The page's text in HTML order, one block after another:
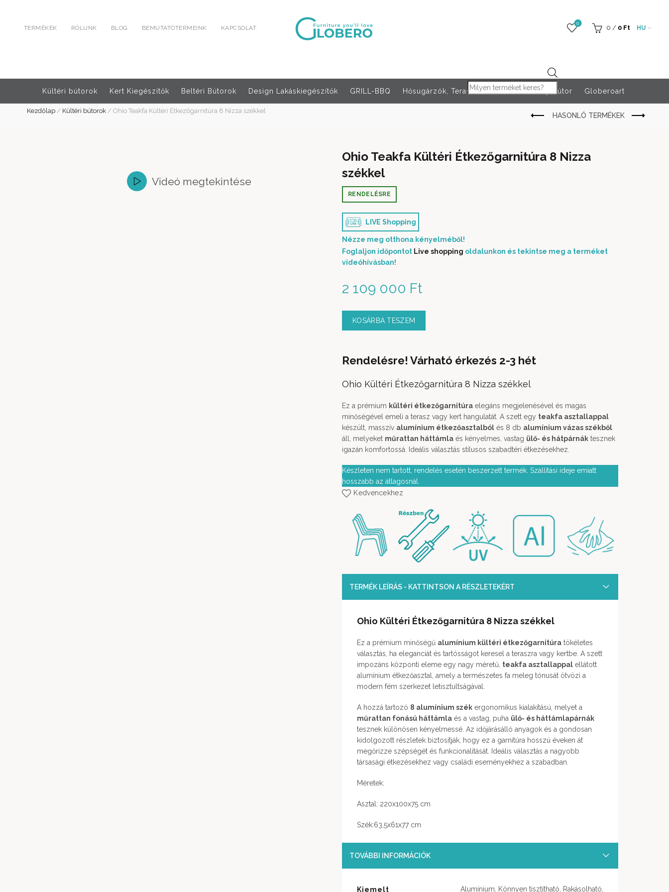
TERMÉKEK RÓLUNK BLOG BEMUTATÓTERMEINK KAPCSOLAT
Products search
0
0 / 0 Ft HU
Kültéri bútorok Kert Kiegészítők Beltéri Bútorok Design Lakáskiegészítők GRILL-BBQ Hősugárzók, Teraszfűtés Rendezvény bútor Globeroart
Kezdőlap/ Kültéri bútorok/ Ohio Teakfa Kültéri Étkezőgarnitúra 8 Nizza székkel
Videó megtekintése
Ohio Teakfa Kültéri Étkezőgarnitúra 8 Nizza
székkel
2 109 000 Ft
RENDELÉSRE
LIVE Shopping
Nézze meg otthona kényelméből!
Foglaljon időpontot Live shopping oldalunkon és tekintse meg a terméket
videóhívásban!
KOSÁRBA TESZEM
Rendelésre! Várható érkezés 2-3 hét
Ohio Kültéri Étkezőgarnitúra 8 Nizza székkel
Ez a prémium kültéri étkezőgarnitúra elegáns megjelenésével és magas
minőségével emeli a terasz vagy kert hangulatát. A szett egy teakfa asztallappal
készült, masszív alumínium étkezőasztalból és 8 db alumínium vázas székből
áll, melyeket műrattan háttámla és kényelmes, vastag ülő- és hátpárnák tesznek
igazán komfortossá. Ideális választás stílusos szabadtéri étkezésekhez.
Készleten nem tartott, rendelés esetén beszerzett termék. Szállítási ideje emiatt
hosszabb az átlagosnál.
Kedvencekhez
TERMÉK LEÍRÁS - KATTINTSON A RÉSZLETEKÉRT
Ohio Kültéri Étkezőgarnitúra 8 Nizza székkel
Ez a prémium minőségű alumínium kültéri étkezőgarnitúra tökéletes
választás, ha eleganciát és tartósságot keresel a teraszra vagy kertbe. A szett
impozáns központi eleme egy nagy méretű, teakfa asztallappal ellátott
alumínium étkezőasztal, amely a természetes fa meleg tónusát ötvözi a
modern fém szerkezet letisztultságával.
A hozzá tartozó 8 alumínium szék ergonomikus kialakítású, melyet a
műrattan fonású háttámla és a vastag, puha ülő- és háttámlapárnák
tesznek különösen kényelmessé. Az időjárásálló anyagok és a gondosan
kidolgozott részletek biztosítják, hogy ez a garnitúra hosszú éveken át
megőrizze szépségét és funkcionalitását. Ideális választás a nagyobb
társasági étkezésekhez vagy családi eseményekhez a szabadban.
Méretek:
Asztal: 220x100x75 cm
Szék:63,5x61x77 cm
TOVÁBBI INFORMÁCIÓK
Kiemelt
Alumínium, Könnyen tisztítható, Rakásolható,